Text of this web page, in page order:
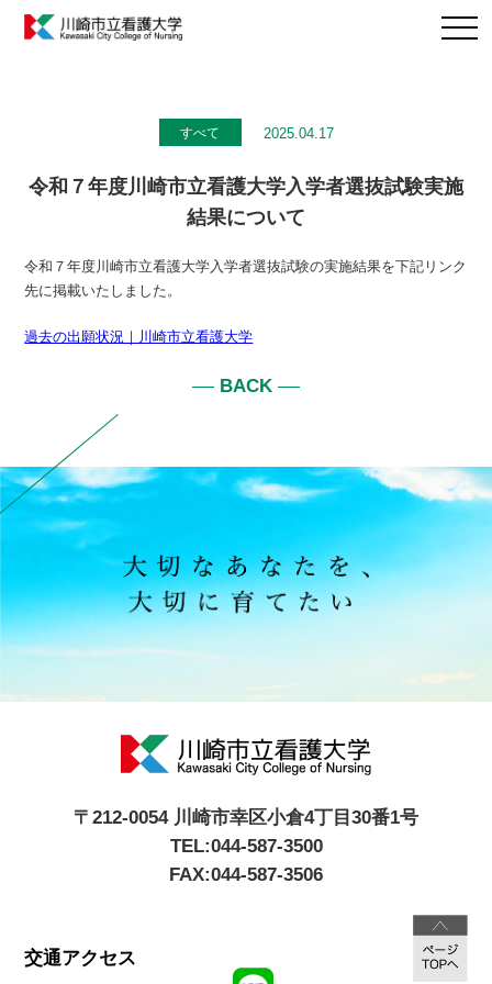
すべて 2025.04.17
令和７年度川崎市立看護大学入学者選抜試験実施
結果について
令和７年度川崎市立看護大学入学者選抜試験の実施結果を下記リンク
先に掲載いたしました。
過去の出願状況｜川崎市立看護大学
BACK
〒212-0054 川崎市幸区小倉4丁目30番1号
TEL:044-587-3500
FAX:044-587-3506
交通アクセス